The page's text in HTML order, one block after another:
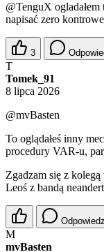
@TenguX
napisać zero
3
T
Tomek_91
8 lipca 2026
@mvBasten
To oglądałeś inny
procedury VAR-u,
Zgadzam się z
Leoś z bandą
Odpowiedz
M
mvBasten